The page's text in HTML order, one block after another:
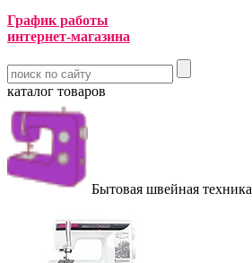
График работы
интернет-магазина
каталог товаров
Бытовая швейная техника